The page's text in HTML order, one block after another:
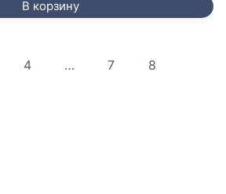
В корзину
4 … 7
8